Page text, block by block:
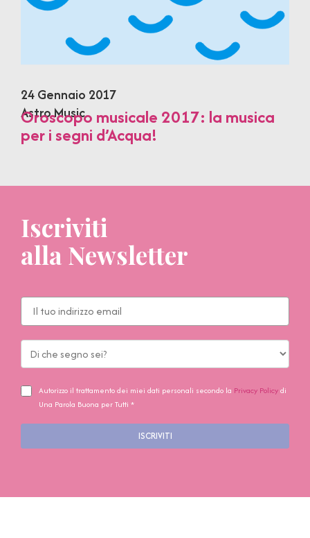
24 Gennaio 2017
Astro Music
Oroscopo musicale 2017: la musica
per i segni d’Acqua!
Iscriviti
alla Newsletter
Autorizzo il trattamento dei miei dati personali secondo la Privacy Policydi
Una Parola Buona per Tutti *
ISCRIVITI